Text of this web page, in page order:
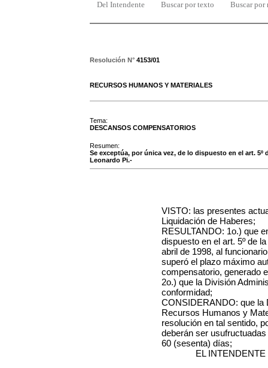
Del Intendente Buscar por texto Buscar por
Resolución N° 4153/01
RECURSOS HUMANOS Y MATERIALES
Tema:
DESCANSOS COMPENSATORIOS
Resumen:
Se exceptúa, por única vez, de lo dispuesto en el art. 5º
Leonardo Pi.-
VISTO: las presentes
Liquidación de Haberes;
RESULTANDO: 1o.) que
dispuesto en el art. 5º de
abril de 1998, al
superó el plazo máximo
compensatorio, generado
2o.) que la División
conformidad;
CONSIDERANDO: que la
Recursos Humanos y
resolución en tal sentido,
deberán ser
60 (sesenta) días;
EL